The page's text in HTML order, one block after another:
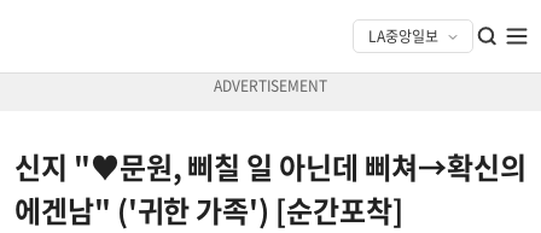
신지 "♥문원, 삐칠 일 아닌데 삐쳐→확신의
에겐남" ('귀한 가족') [순간포착]